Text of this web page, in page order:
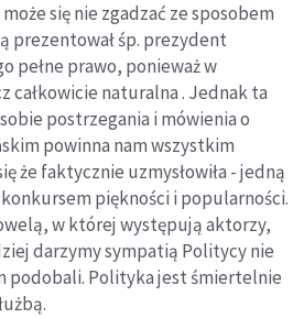
się nie zgadzać ze sposobem
prezentował śp. prezydent
pełne prawo, ponieważ w
całkowicie naturalna . Jednak ta
postrzegania i mówienia o
powinna nam wszystkim
że faktycznie uzmysłowiła - jedną
piękności i popularności.
w której występują aktorzy,
darzymy sympatią Politycy nie
podobali. Polityka jest śmiertelnie